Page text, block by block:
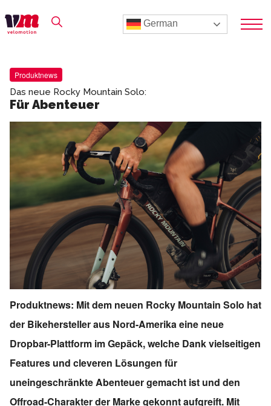
German
Produktnews
Das neue Rocky Mountain Solo:
Für Abenteuer
Produktnews: Mit dem neuen Rocky Mountain Solo hat
der Bikehersteller aus Nord-Amerika eine neue
Dropbar-Plattform im Gepäck, welche Dank vielseitigen
Features und cleveren Lösungen für
uneingeschränkte Abenteuer gemacht ist und den
Offroad-Charakter der Marke gekonnt aufgreift. Mit